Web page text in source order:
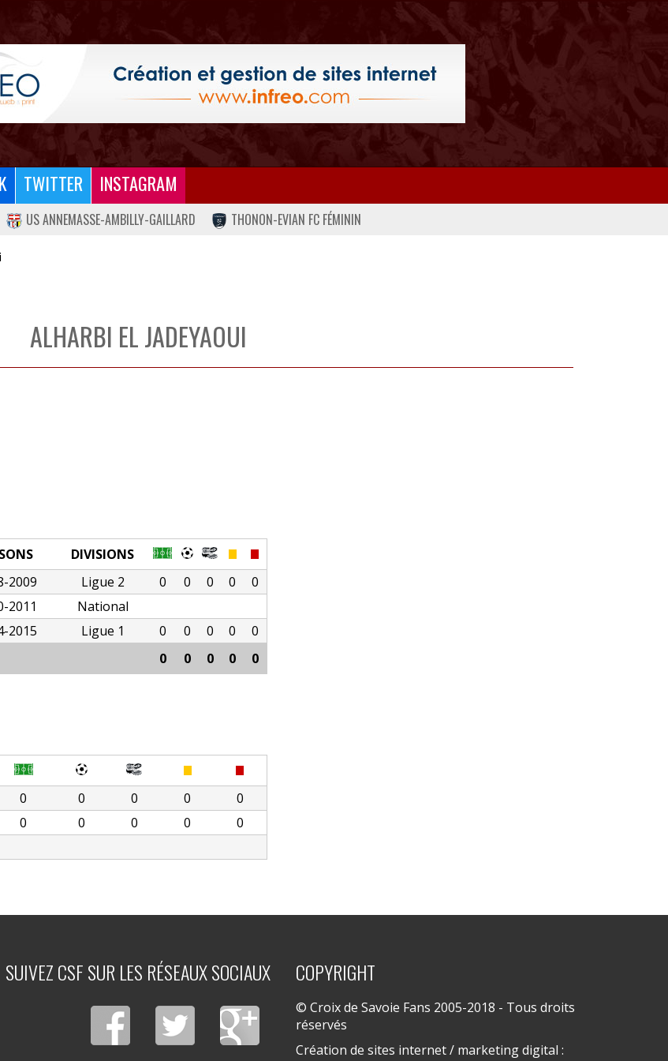
TWITTER INSTAGRAM
US ANNEMASSE-AMBILLY-GAILLARD THONON-EVIAN FC FÉMININ
ALHARBI EL JADEYAOUI
DIVISIONS
2009 Ligue 2 0 0 0 0
0
2011
National
2015 Ligue 1 0 0 0 0
0
0 0 0 0 0
0 0 0 0
0
0 0 0 0
0
SUIVEZ CSF SUR LES RÉSEAUX SOCIAUX COPYRIGHT
© Croix de Savoie Fans 2005-2018 - Tous droits
réservés
Création de sites internet / marketing digital :